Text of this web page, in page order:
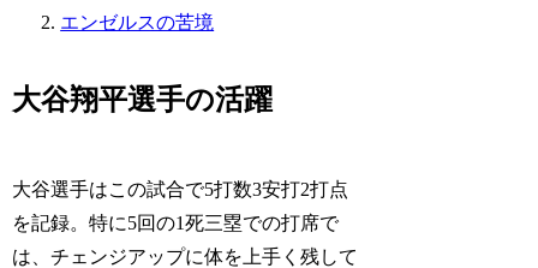
エンゼルスの苦境
大谷翔平選手の活躍
大谷選手はこの試合で5打数3安打2打点
を記録。特に5回の1死三塁での打席で
は、チェンジアップに体を上手く残して